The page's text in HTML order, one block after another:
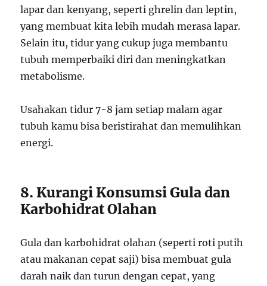
lapar dan kenyang, seperti ghrelin dan leptin,
yang membuat kita lebih mudah merasa lapar.
Selain itu, tidur yang cukup juga membantu
tubuh memperbaiki diri dan meningkatkan
metabolisme.
Usahakan tidur 7-8 jam setiap malam agar
tubuh kamu bisa beristirahat dan memulihkan
energi.
8. Kurangi Konsumsi Gula dan
Karbohidrat Olahan
Gula dan karbohidrat olahan (seperti roti putih
atau makanan cepat saji) bisa membuat gula
darah naik dan turun dengan cepat, yang